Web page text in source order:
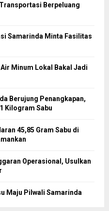
Berpeluang
Samarinda Minta Fasilitas
Minum Lokal Bakal Jadi
Berujung Penangkapan,
Kilogram Sabu
45,85 Gram Sabu di
Operasional, Usulkan
Maju Pilwali Samarinda